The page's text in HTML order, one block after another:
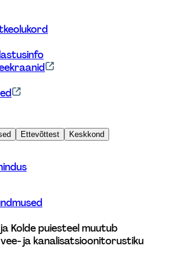
Ettevõttest
Keskkond
Kolde puiesteel muutub
ja kanalisatsioonitorustiku